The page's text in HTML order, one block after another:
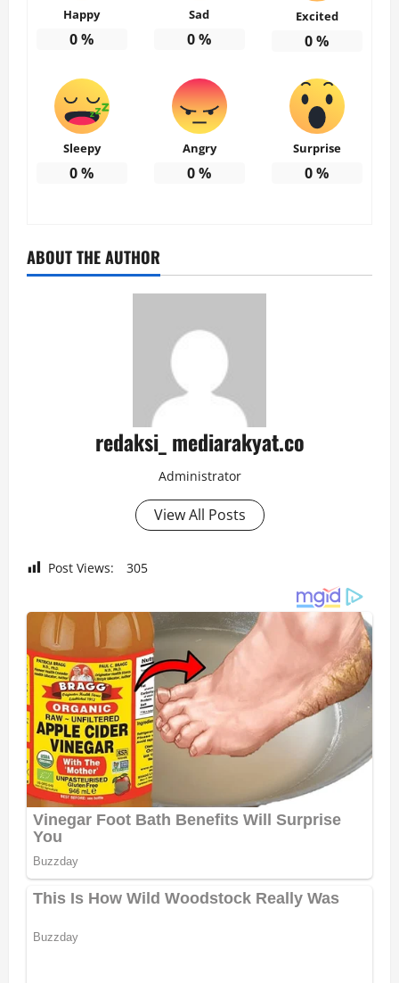
Happy
0%
Sad
0%
Excited
0%
Sleepy
0%
Angry
0%
Surprise
0%
ABOUT THE AUTHOR
redaksi_ mediarakyat.co
Administrator
View All Posts
Post Views: 305